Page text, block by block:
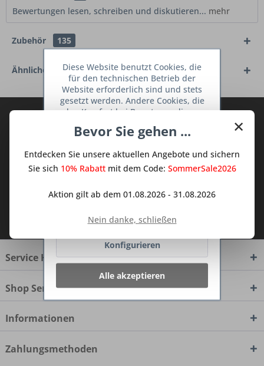
Bewertungen lesen, schreiben und diskutieren... mehr
Zubehör 135
Ähnliche Artikel
TraumKüche Newsletter und verpassen
dem Traum Küchen - Shop.
zur Kenntnis genommen.
Service Hotline
Shop Service
Informationen
Zahlungsmethoden
×
Bevor Sie gehen ...
Entdecken Sie unsere aktuellen Angebote und sichern
Sie sich 10% Rabattmit dem Code: SommerSale2026
Aktion gilt ab dem 01.08.2026 - 31.08.2026
Nein danke, schließen
Diese Website benutzt Cookies, die
für den technischen Betrieb der
Website erforderlich sind und stets
gesetzt werden. Andere Cookies, die
den Komfort bei Benutzung dieser
dienen oder die Interaktion mit
Netzwerken vereinfachen sollen,
werden nur mit Ihrer Zustimmung
Ablehnen
Konfigurieren
Alle akzeptieren